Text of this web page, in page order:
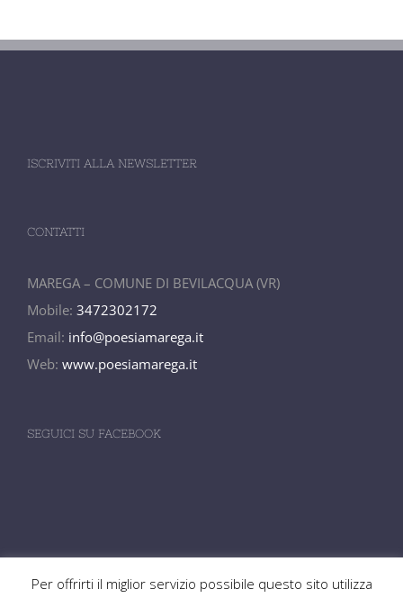
ISCRIVITI ALLA NEWSLETTER
CONTATTI
MAREGA – COMUNE DI BEVILACQUA (VR)
Mobile: 3472302172
Email: info@poesiamarega.it
Web: www.poesiamarega.it
SEGUICI SU FACEBOOK
Per offrirti il miglior servizio possibile questo sito utilizza